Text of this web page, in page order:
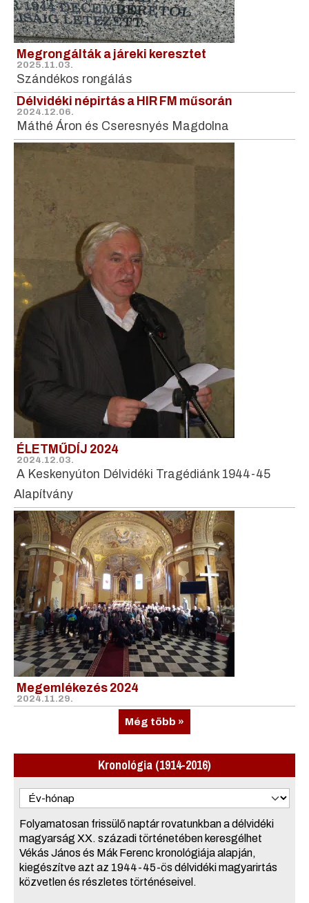
Megrongálták a járeki keresztet
2025.11.03.
Szándékos rongálás
Délvidéki népirtás a HIR FM műsorán
2024.12.06.
Máthé Áron és Cseresnyés Magdolna
ÉLETMŰDÍJ 2024
2024.12.03.
A Keskenyúton Délvidéki Tragédiánk 1944-45
Alapítvány
Megemlékezés 2024
2024.11.29.
Még több »
Kronológia (1914-2016)
Folyamatosan frissülő naptár rovatunkban a délvidéki
magyarság XX. századi történetében keresgélhet
Vékás János és Mák Ferenc kronológiája alapján,
kiegészítve azt az 1944-45-ös délvidéki magyarirtás
közvetlen és részletes történéseivel.